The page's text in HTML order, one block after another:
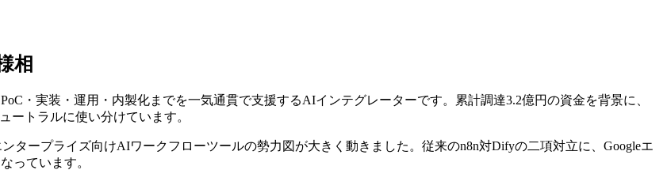
相
・実装・運用・内製化までを一気通貫で支援するAIインテグレーターです。累計調達3.2億円の資金を背景に、
ートラルに使い分けています。
ンタープライズ向けAIワークフローツールの勢力図が大きく動きました。従来のn8n対Difyの二項対立に、Googleエ
っています。